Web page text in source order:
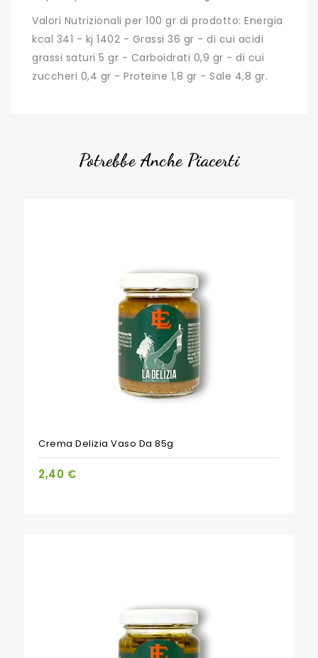
Valori Nutrizionali per 100 gr di prodotto: Energia
kcal 341 - kj 1402 - Grassi 36 gr - di cui acidi
grassi saturi 5 gr - Carboidrati 0,9 gr - di cui
zuccheri 0,4 gr - Proteine 1,8 gr - Sale 4,8 gr.
Potrebbe Anche Piacerti
Crema Delizia Vaso Da 85g
2,40 €